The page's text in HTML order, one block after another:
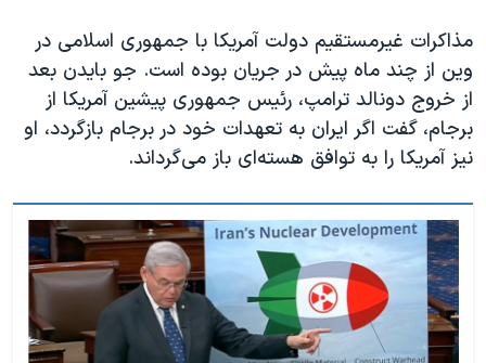
مذاکرات غیرمستقیم دولت آمریکا با جمهوری اسلامی در
وین از چند ماه پیش در جریان بوده است. جو بایدن بعد
از خروج دونالد ترامپ، رئیس جمهوری پیشین آمریکا از
برجام، گفت اگر ایران به تعهدات خود در برجام بازگردد، او
نیز آمریکا را به توافق هسته‌ای باز می‌گرداند.